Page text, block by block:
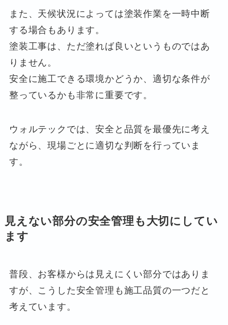
また、天候状況によっては塗装作業を一時中断
する場合もあります。
塗装工事は、ただ塗れば良いというものではあ
りません。
安全に施工できる環境かどうか、適切な条件が
整っているかも非常に重要です。
ウォルテックでは、安全と品質を最優先に考え
ながら、現場ごとに適切な判断を行っていま
す。
見えない部分の安全管理も大切にしてい
ます
普段、お客様からは見えにくい部分ではありま
すが、こうした安全管理も施工品質の一つだと
考えています。